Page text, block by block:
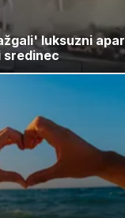
luksuzni
sredinec